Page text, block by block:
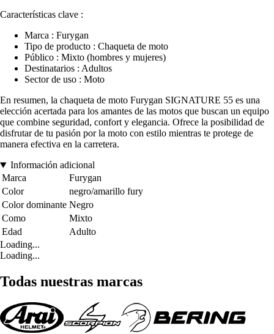
Características clave :
Marca : Furygan
Tipo de producto : Chaqueta de moto
Público : Mixto (hombres y mujeres)
Destinatarios : Adultos
Sector de uso : Moto
En resumen, la chaqueta de moto Furygan SIGNATURE 55 es una
elección acertada para los amantes de las motos que buscan un equipo
que combine seguridad, confort y elegancia. Ofrece la posibilidad de
disfrutar de tu pasión por la moto con estilo mientras te protege de
manera efectiva en la carretera.
Información adicional
Marca
Furygan
Color
negro/amarillo fury
Color dominante Negro
Como
Mixto
Edad
Adulto
Loading...
Loading...
Todas nuestras marcas